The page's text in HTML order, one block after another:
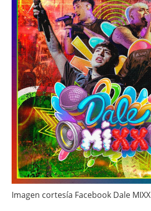
Imagen cortesía Facebook Dale MIXX